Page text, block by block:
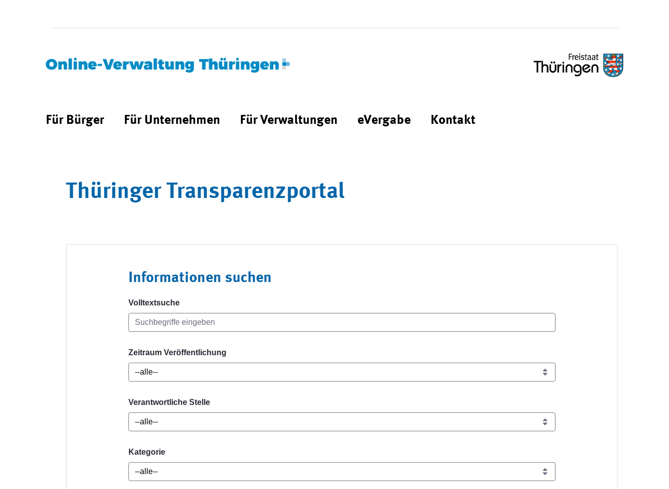
Für Bürger Für Unternehmen Für Verwaltungen eVergabe Kontakt
Thüringer Transparenzportal
Informationen suchen
Volltextsuche
Zeitraum Veröffentlichung
Verantwortliche Stelle
Kategorie